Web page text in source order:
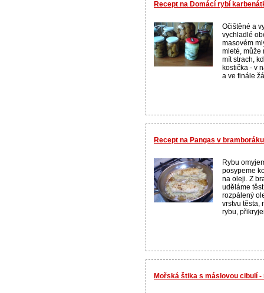
Recept na Domácí rybí
Očištěné a
vychladlé
masovém
mleté, může
mít strach,
kostička - v
a ve finále
Recept na Pangas v bramboráku
Rybu
posypeme
na oleji. Z
uděláme
rozpálený
vrstvu těsta,
rybu,
Mořská štika s máslovou cibulí